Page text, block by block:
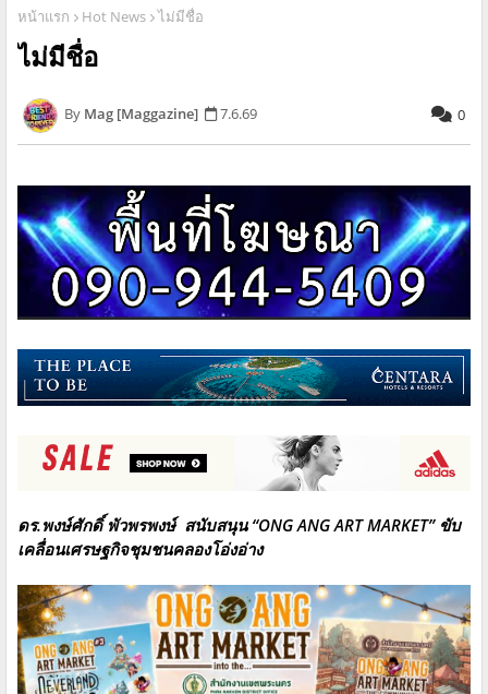
หน้าแรก Hot News ไม่มีชื่อ
ไม่มีชื่อ
Mag [Maggazine] 7.6.69 0
ดร.พงษ์ศักดิ์ พัวพรพงษ์ สนับสนุน “ONG ANG ART MARKET” ขับ
เคลื่อนเศรษฐกิจชุมชนคลองโอ่งอ่าง